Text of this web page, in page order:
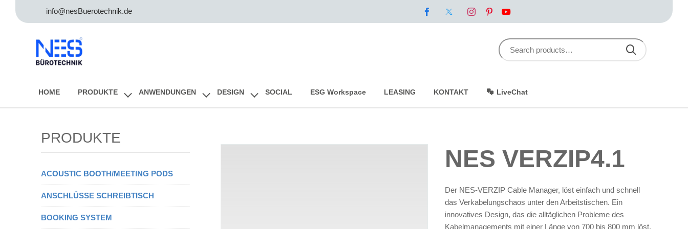
info@nesBuerotechnik.de
Search for:
SEARCH
to
content
HOME PRODUKTE ANWENDUNGEN DESIGN SOCIAL ESG Workspace LEASING KONTAKT LiveChat
NES VERZIP4.1
Der NES-VERZIP Cable Manager, löst einfach und schnell
das Verkabelungschaos unter den Arbeitstischen. Ein
innovatives Design, das die alltäglichen Probleme des
Kabelmanagements mit einer Länge von 700 bis 800 mm löst.
PRODUKTE
ACOUSTIC BOOTH/MEETING PODS
ANSCHLÜSSE SCHREIBTISCH
BOOKING SYSTEM